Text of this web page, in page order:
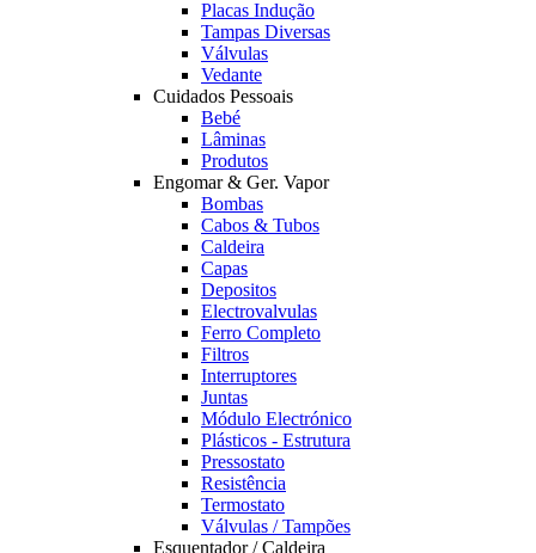
Placas Indução
Tampas Diversas
Válvulas
Vedante
Cuidados Pessoais
Bebé
Lâminas
Produtos
Engomar & Ger. Vapor
Bombas
Cabos & Tubos
Caldeira
Capas
Depositos
Electrovalvulas
Ferro Completo
Filtros
Interruptores
Juntas
Módulo Electrónico
Plásticos - Estrutura
Pressostato
Resistência
Termostato
Válvulas / Tampões
Esquentador / Caldeira